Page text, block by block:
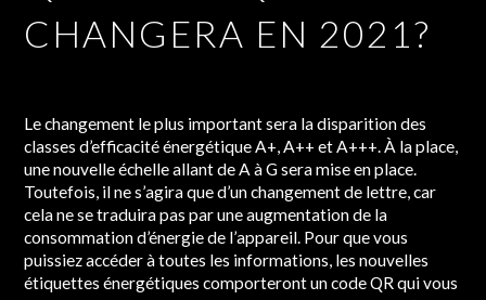
CHANGERA EN 2021?
Le changement le plus important sera la disparition des
classes d’efficacité énergétique A+, A++ et A+++. À la place,
une nouvelle échelle allant de A à G sera mise en place.
Toutefois, il ne s’agira que d’un changement de lettre, car
cela ne se traduira pas par une augmentation de la
consommation d’énergie de l’appareil. Pour que vous
puissiez accéder à toutes les informations, les nouvelles
étiquettes énergétiques comporteront un code QR qui vous